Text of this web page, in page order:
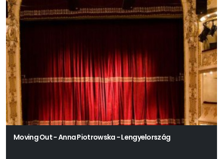
Moving Out - Anna Piotrowska - Lengyelország